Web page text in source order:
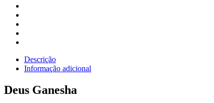
Descrição
Informação adicional
Deus Ganesha